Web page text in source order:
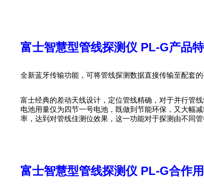
富士智慧型管线探测仪 PL-G产品
全新蓝牙传输功能，可将管线探测数据直接传输至配套
富士经典的差动天线设计，定位管线精确，对于并行管
电池用量仅为四节一号电池，既做到节能环保，又大幅
率，达到对管线佳测位效果，这一功能对于探测由不同
富士智慧型管线探测仪 PL-G合作